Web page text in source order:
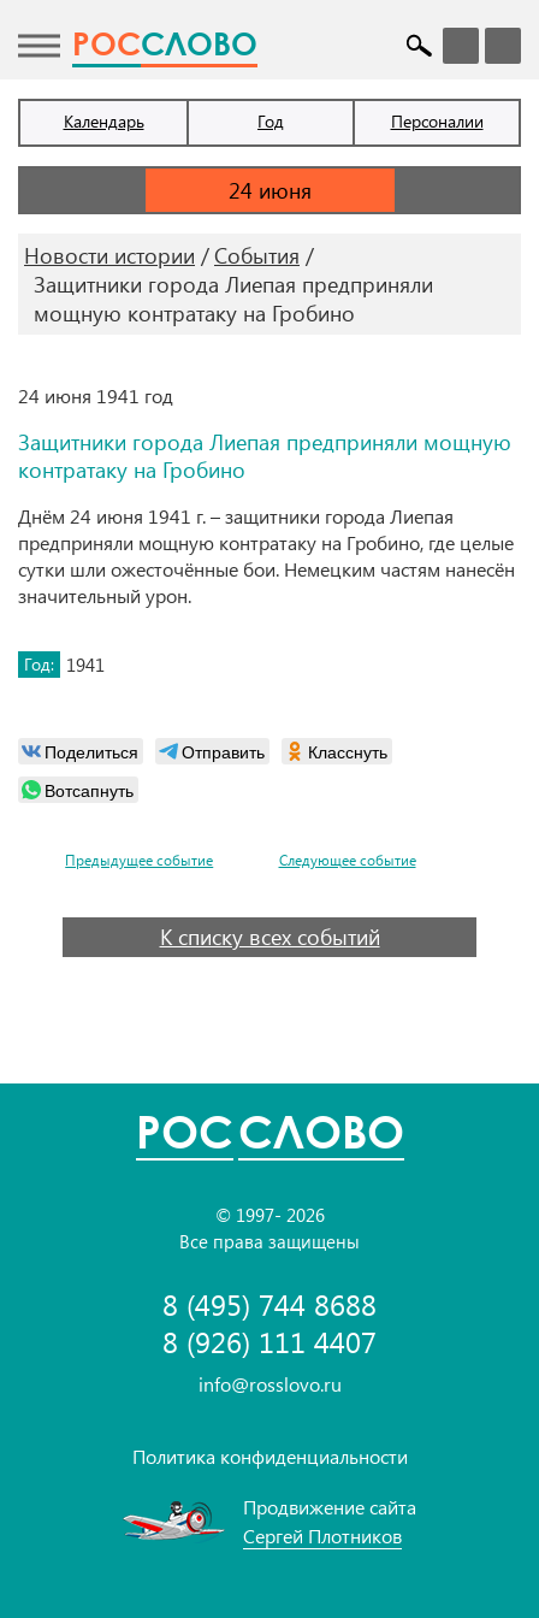
POCСЛОВО
Календарь Год Персоналии
Новости истории
События
Защитники города Лиепая предприняли
мощную контратаку на Гробино
24 июня 1941 год
Защитники города Лиепая предприняли мощную
контратаку на Гробино
Днём 24 июня 1941 г. – защитники города Лиепая
предприняли мощную контратаку на Гробино, где целые
сутки шли ожесточённые бои. Немецким частям нанесён
значительный урон.
Год: 1941
Поделиться Отправить
Класснуть
Вотсапнуть
Предыдущее событие Следующее событие
К списку всех событий
POCСЛОВО
© 1997- 2026
Все права защищены
8 (495) 744 8688
8 (926) 111 4407
info@rosslovo.ru
Политика конфиденциальности
Продвижение сайта
Сергей Плотников